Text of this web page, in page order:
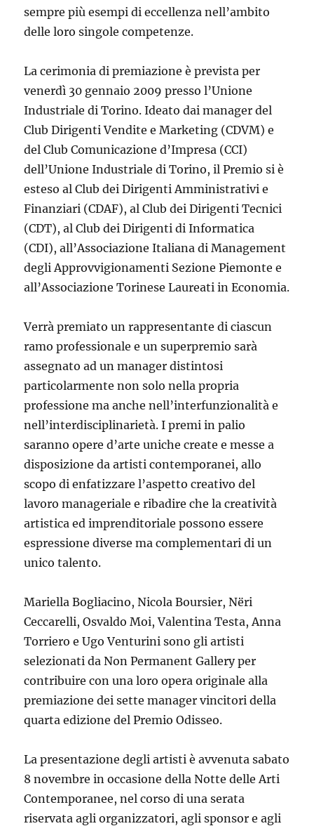
sempre più esempi di eccellenza nell’ambito
delle loro singole competenze.
La cerimonia di premiazione è prevista per
venerdì 30 gennaio 2009 presso l’Unione
Industriale di Torino. Ideato dai manager del
Club Dirigenti Vendite e Marketing (CDVM) e
del Club Comunicazione d’Impresa (CCI)
dell’Unione Industriale di Torino, il Premio si è
esteso al Club dei Dirigenti Amministrativi e
Finanziari (CDAF), al Club dei Dirigenti Tecnici
(CDT), al Club dei Dirigenti di Informatica
(CDI), all’Associazione Italiana di Management
degli Approvvigionamenti Sezione Piemonte e
all’Associazione Torinese Laureati in Economia.
Verrà premiato un rappresentante di ciascun
ramo professionale e un superpremio sarà
assegnato ad un manager distintosi
particolarmente non solo nella propria
professione ma anche nell’interfunzionalità e
nell’interdisciplinarietà. I premi in palio
saranno opere d’arte uniche create e messe a
disposizione da artisti contemporanei, allo
scopo di enfatizzare l’aspetto creativo del
lavoro manageriale e ribadire che la creatività
artistica ed imprenditoriale possono essere
espressione diverse ma complementari di un
unico talento.
Mariella Bogliacino, Nicola Boursier, Nëri
Ceccarelli, Osvaldo Moi, Valentina Testa, Anna
Torriero e Ugo Venturini sono gli artisti
selezionati da Non Permanent Gallery per
contribuire con una loro opera originale alla
premiazione dei sette manager vincitori della
quarta edizione del Premio Odisseo.
La presentazione degli artisti è avvenuta sabato
8 novembre in occasione della Notte delle Arti
Contemporanee, nel corso di una serata
riservata agli organizzatori, agli sponsor e agli